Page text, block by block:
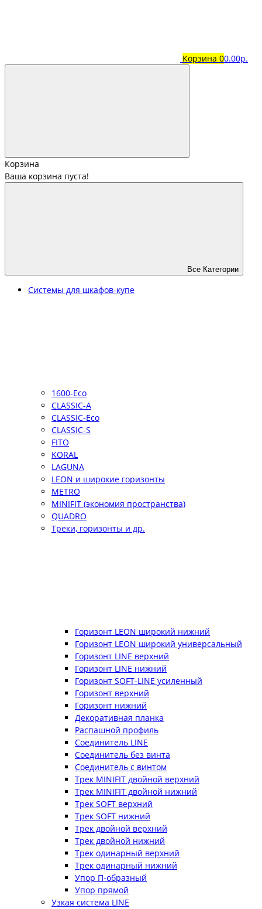
Корзина 00.00р.
Корзина
Ваша корзина пуста!
Все Категории
Системы для шкафов-купе
1600-Eco
CLASSIC-A
CLASSIC-Eco
CLASSIC-S
FITO
KORAL
LAGUNA
LEON и широкие горизонты
METRO
MINIFIT (экономия пространства)
QUADRO
Треки, горизонты и др.
Горизонт LEON широкий нижний
Горизонт LEON широкий универсальный
Горизонт LINE верхний
Горизонт LINE нижний
Горизонт SOFT-LINE усиленный
Горизонт верхний
Горизонт нижний
Декоративная планка
Распашной профиль
Соединитель LINE
Соединитель без винта
Соединитель с винтом
Трек MINIFIT двойной верхний
Трек MINIFIT двойной нижний
Трек SOFT верхний
Трек SOFT нижний
Трек двойной верхний
Трек двойной нижний
Трек одинарный верхний
Трек одинарный нижний
Упор П-образный
Упор прямой
Узкая система LINE